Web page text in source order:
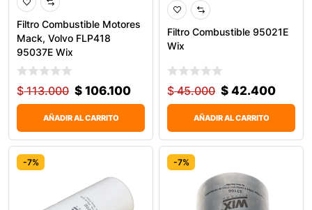
Filtro Combustible Motores
Mack, Volvo FLP418
95037E Wix
$113.000 $ 106.100
AÑADIR AL CARRITO
Filtro Combustible 95021E
Wix
$45.000 $ 42.400
AÑADIR AL CARRITO
-7% -7%